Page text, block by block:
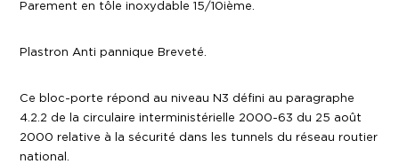
Parement en tôle inoxydable 15/10ième.
Plastron Anti pannique Breveté.
Ce bloc-porte répond au niveau N3 défini au paragraphe
4.2.2 de la circulaire interministérielle 2000-63 du 25 août
2000 relative à la sécurité dans les tunnels du réseau routier
national.